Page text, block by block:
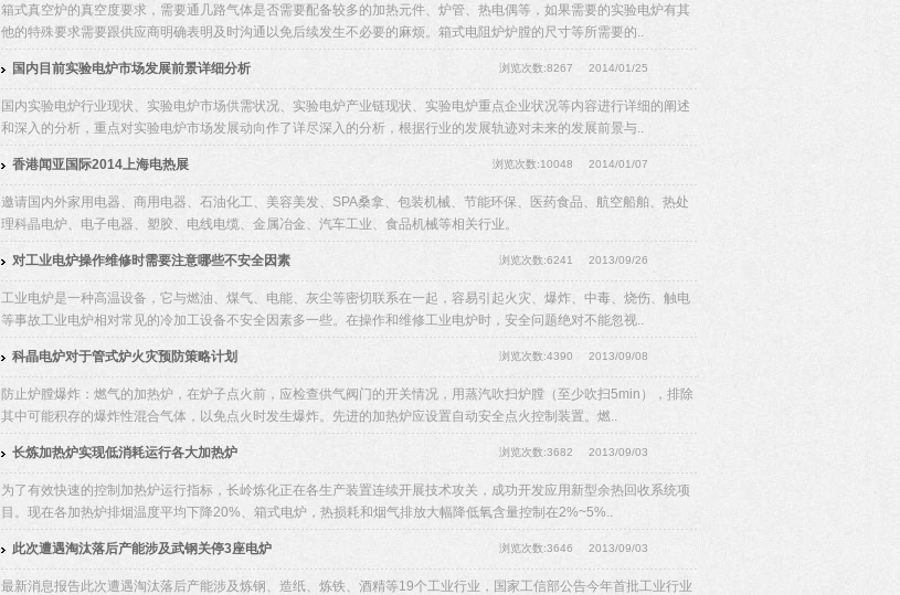
箱式真空炉的真空度要求，需要通几路气体是否需要配备较多的加热元件、炉管、热电偶等，如果需要的实验电炉有其
他的特殊要求需要跟供应商明确表明及时沟通以免后续发生不必要的麻烦。箱式电阻炉炉膛的尺寸等所需要的..
2014/01/25
浏览次数:8267
国内目前实验电炉市场发展前景详细分析
国内实验电炉行业现状、实验电炉市场供需状况、实验电炉产业链现状、实验电炉重点企业状况等内容进行详细的阐述
和深入的分析，重点对实验电炉市场发展动向作了详尽深入的分析，根据行业的发展轨迹对未来的发展前景与..
2014/01/07
浏览次数:10048
香港闻亚国际2014上海电热展
邀请国内外家用电器、商用电器、石油化工、美容美发、SPA桑拿、包装机械、节能环保、医药食品、航空船舶、热处
理科晶电炉、电子电器、塑胶、电线电缆、金属冶金、汽车工业、食品机械等相关行业。
2013/09/26
浏览次数:6241
对工业电炉操作维修时需要注意哪些不安全因素
工业电炉是一种高温设备，它与燃油、煤气、电能、灰尘等密切联系在一起，容易引起火灾、爆炸、中毒、烧伤、触电
等事故工业电炉相对常见的冷加工设备不安全因素多一些。在操作和维修工业电炉时，安全问题绝对不能忽视..
2013/09/08
浏览次数:4390
科晶电炉对于管式炉火灾预防策略计划
防止炉膛爆炸：燃气的加热炉，在炉子点火前，应检查供气阀门的开关情况，用蒸汽吹扫炉膛（至少吹扫5min），排除
其中可能积存的爆炸性混合气体，以免点火时发生爆炸。先进的加热炉应设置自动安全点火控制装置。燃..
2013/09/03
浏览次数:3682
长炼加热炉实现低消耗运行各大加热炉
为了有效快速的控制加热炉运行指标，长岭炼化正在各生产装置连续开展技术攻关，成功开发应用新型余热回收系统项
目。现在各加热炉排烟温度平均下降20%、箱式电炉，热损耗和烟气排放大幅降低氧含量控制在2%~5%..
2013/09/03
浏览次数:3646
此次遭遇淘汰落后产能涉及武钢关停3座电炉
最新消息报告此次遭遇淘汰落后产能涉及炼钢、造纸、炼铁、酒精等19个工业行业，国家工信部公告今年首批工业行业